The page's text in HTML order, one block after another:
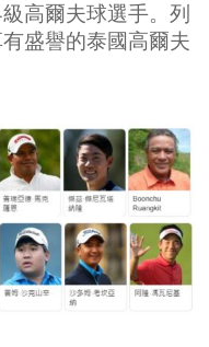
高爾夫球選手。列
盛譽的泰國高爾夫